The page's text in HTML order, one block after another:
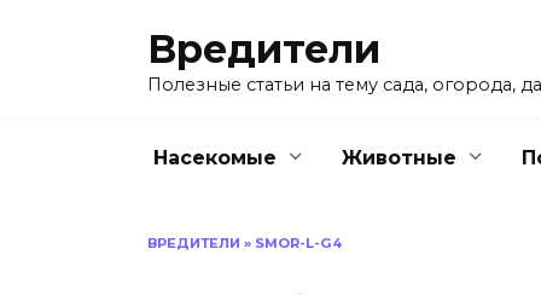
Вредители
Полезные статьи на тему сада, огорода,
Насекомые Животные
ВРЕДИТЕЛИ » SMOR-L-G4